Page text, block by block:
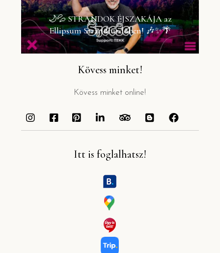
🌙💦 STRANDOK ÉJSZAKÁJA az
Ellipsum Strandfürdőben! 🎶✨🌴
Kövess minket!
Kövess minket online!
Itt is foglalhatsz!